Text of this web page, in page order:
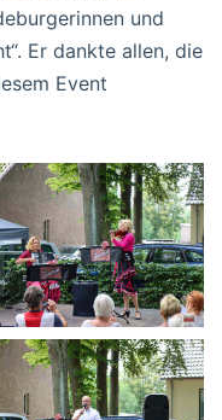
und
Er dankte allen, die
Event